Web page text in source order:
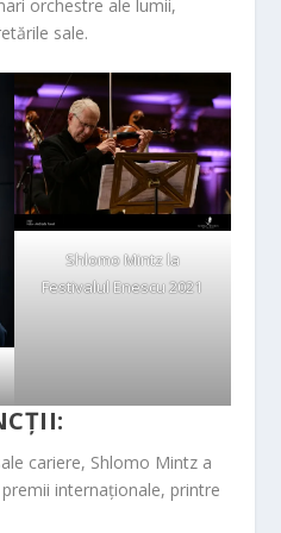
orchestre ale lumii,
sale.
Shlomo Mintz la
Festivalul Enescu 2021
cariere, Shlomo Mintz a
internaționale, printre